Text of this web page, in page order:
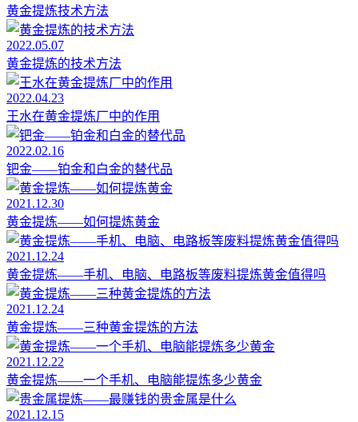
黄金提炼技术方法
2022.05.07
黄金提炼的技术方法
2022.04.23
王水在黄金提炼厂中的作用
2022.02.16
钯金——铂金和白金的替代品
2021.12.30
黄金提炼——如何提炼黄金
2021.12.24
黄金提炼——手机、电脑、电路板等废料提炼黄金值得吗
2021.12.24
黄金提炼——三种黄金提炼的方法
2021.12.22
黄金提炼——一个手机、电脑能提炼多少黄金
2021.12.15